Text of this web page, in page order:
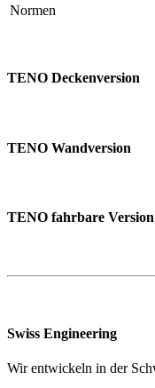
Normen
TENO Deckenversion
TENO Wandversion
TENO fahrbare Version
Swiss Engineering
Wir entwickeln in der